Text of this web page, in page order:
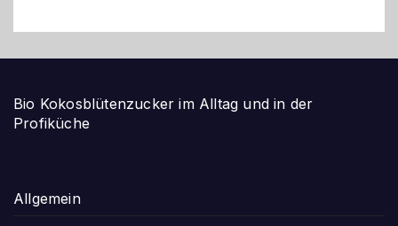
Bio Kokosblütenzucker im Alltag und in der
Profiküche
Allgemein